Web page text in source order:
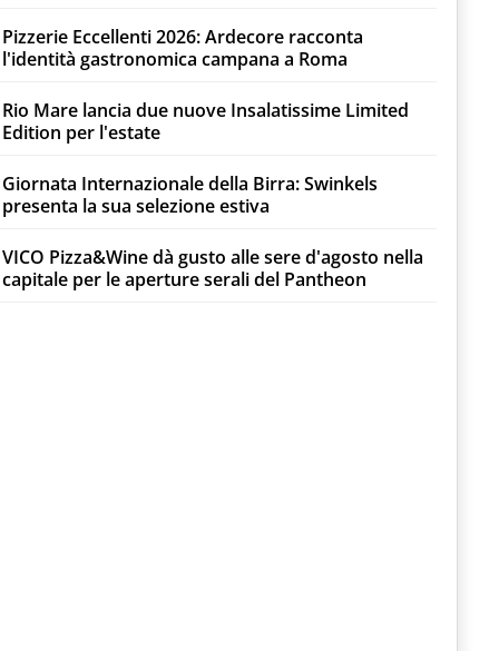
Pizzerie Eccellenti 2026: Ardecore racconta
l'identità gastronomica campana a Roma
Rio Mare lancia due nuove Insalatissime Limited
Edition per l'estate
Giornata Internazionale della Birra: Swinkels
presenta la sua selezione estiva
VICO Pizza&Wine dà gusto alle sere d'agosto nella
capitale per le aperture serali del Pantheon